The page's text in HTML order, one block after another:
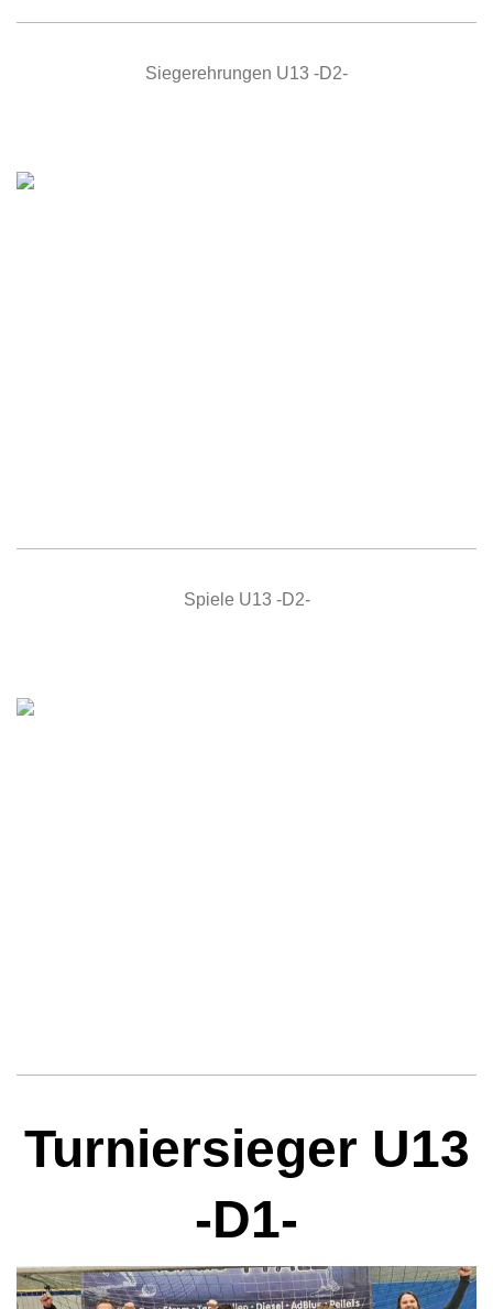
Siegerehrungen U13 -D2-
Spiele U13 -D2-
Turniersieger U13
-D1-